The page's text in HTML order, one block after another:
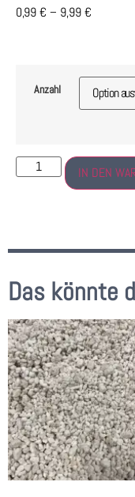
0,99€ – 9,99€
Anzahl
IN DEN
Das könnte